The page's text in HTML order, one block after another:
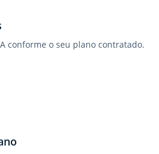
conforme o seu plano contratado.